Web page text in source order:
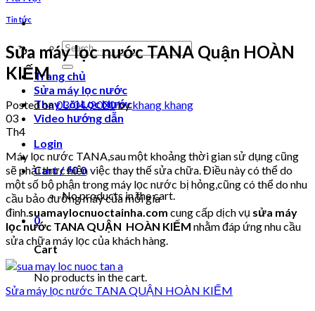
Search
for:
Trang chủ
Sửa máy lọc nước
Thay Lõi Lọc Nước
Video hướng dẫn
Login
Cart /₫00
No products in the cart.
0
Cart
No products in the cart.
Tin tức
Sửa máy lọc nước TANA Quận HOÀN
KIẾM
Posted on03/04/2020bykhang khang
03
Th4
Máy lọc nước TANA,sau một khoảng thời gian sử dụng cũng
sẽ phải thực hiện việc thay thế sửa chữa. Điều này có thể do
một số bộ phận trong máy lọc nước bị hỏng,cũng có thể do nhu
cầu bảo dưỡng máy của mỗi gia
đình.suamaylocnuoctainha.com cung cấp dịch vụ sửa máy
lọc nước TANA QUẬN HOÀN KIẾM nhằm đáp ứng nhu cầu
sửa chữa máy lọc của khách hàng.
Sửa máy lọc nước TANA QUẬN HOÀN KIẾM